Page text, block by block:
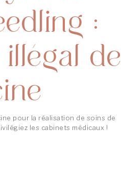
:
de
pour la réalisation de soins de
les cabinets médicaux !